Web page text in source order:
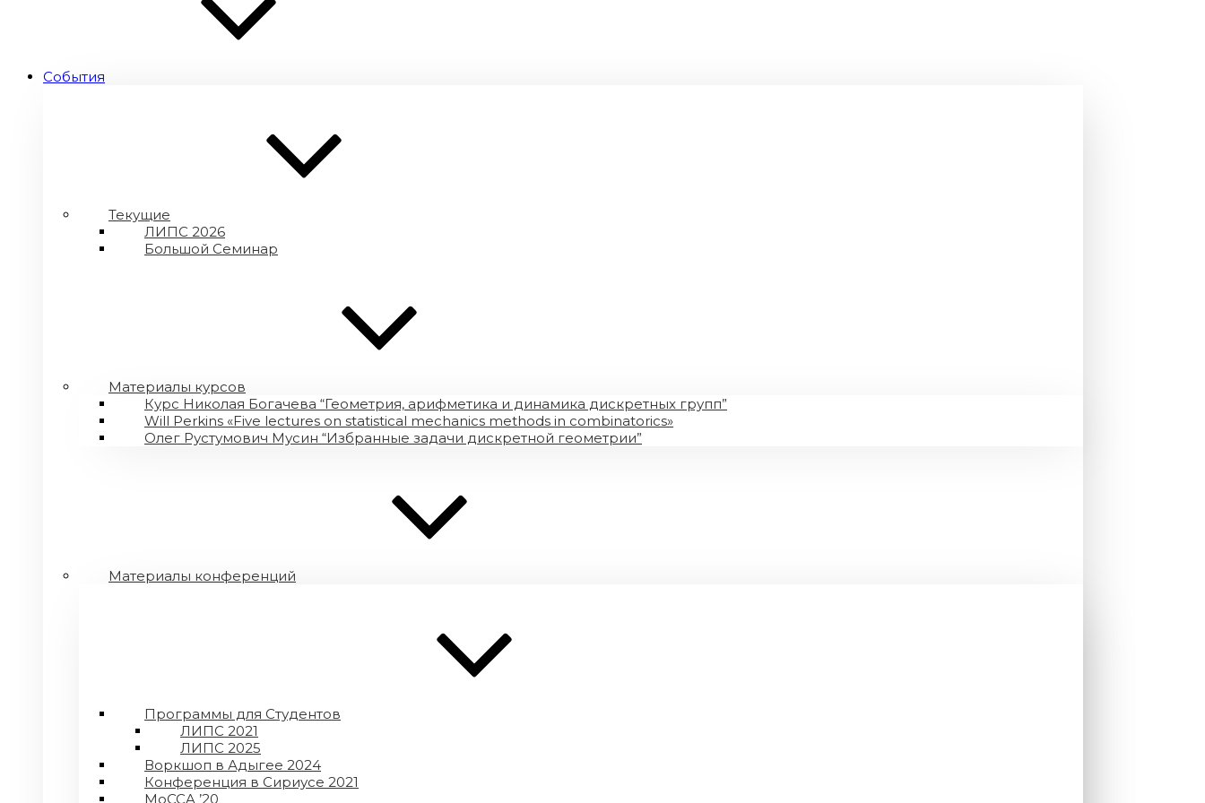
Cобытия
Текущие
ЛИПС 2026
Большой Семинар
Материалы курсов
Курс Николая Богачева “Геометрия, арифметика и динамика дискретных групп”
Will Perkins «Five lectures on statistical mechanics methods in combinatorics»
Олег Рустумович Мусин “Избранные задачи дискретной геометрии”
Материалы конференций
Программы для Студентов
ЛИПС 2021
ЛИПС 2025
Воркшоп в Адыгее 2024
Конференция в Сириусе 2021
MoCCA ’20